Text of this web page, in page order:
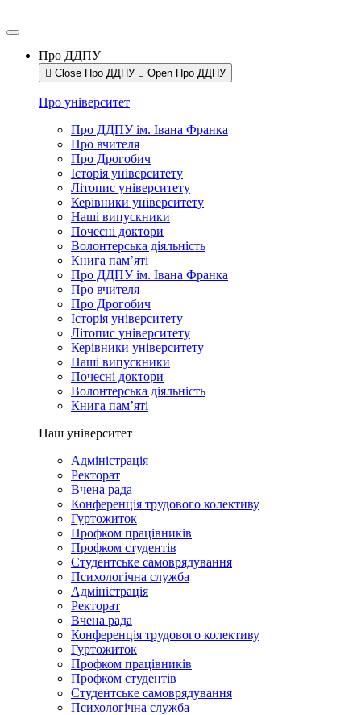
Про ДДПУ
Close Про ДДПУ Open Про ДДПУ
Про університет
Про ДДПУ ім. Івана Франка
Про вчителя
Про Дрогобич
Історія університету
Літопис університету
Керівники університету
Наші випускники
Почесні доктори
Волонтерська діяльність
Книга пам’яті
Про ДДПУ ім. Івана Франка
Про вчителя
Про Дрогобич
Історія університету
Літопис університету
Керівники університету
Наші випускники
Почесні доктори
Волонтерська діяльність
Книга пам’яті
Наш університет
Адміністрація
Ректорат
Вчена рада
Конференція трудового колективу
Гуртожиток
Профком працівників
Профком студентів
Студентське самоврядування
Психологічна служба
Адміністрація
Ректорат
Вчена рада
Конференція трудового колективу
Гуртожиток
Профком працівників
Профком студентів
Студентське самоврядування
Психологічна служба